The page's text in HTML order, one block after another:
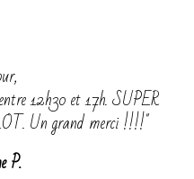
12h30 et 17h. SUPER
Un grand merci !!!!"
P.